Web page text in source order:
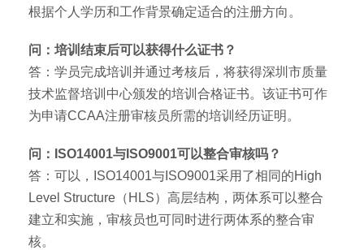
根据个人学历和工作背景确定适合的注册方向。
问：培训结束后可以获得什么证书？
答：学员完成培训并通过考核后，将获得深圳市质量
技术监督培训中心颁发的培训合格证书。该证书可作
为申请CCAA注册审核员所需的培训经历证明。
问：ISO14001与ISO9001可以整合审核吗？
答：可以，ISO14001与ISO9001采用了相同的High
Level Structure（HLS）高层结构，两体系可以整合
建立和实施，审核员也可同时进行两体系的整合审
核。